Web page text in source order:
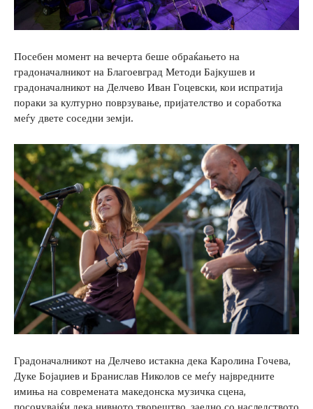
Посебен момент на вечерта беше обраќањето на
градоначалникот на Благоевград Методи Бајкушев и
градоначалникот на Делчево Иван Гоцевски, кои испратија
пораки за културно поврзување, пријателство и соработка
меѓу двете соседни земји.
Градоначалникот на Делчево истакна дека Каролина Гочева,
Дуке Бојаџиев и Бранислав Николов се меѓу највредните
имиња на современата македонска музичка сцена,